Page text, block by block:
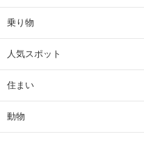
乗り物
人気スポット
住まい
動物